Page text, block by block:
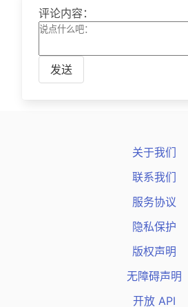
评论内容：
发送
关于我们
联系我们
服务协议
隐私保护
版权声明
无障碍声明
开放 API